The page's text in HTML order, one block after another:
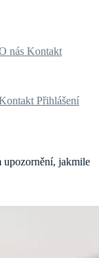
nás Kontakt
Přihlášení
upozornění, jakmile